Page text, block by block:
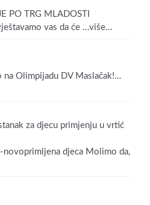
PO TRG MLADOSTI
vas da će …više...
Olimpijadu DV Maslačak!…
za djecu primjenju u vrtić
novoprimljena djeca Molimo da,